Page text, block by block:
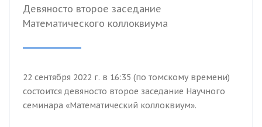
Девяносто второе заседание
Математического коллоквиума
22 сентября 2022 г. в 16:35 (по томскому времени)
состоится девяносто второе заседание Научного
семинара «Математический коллоквиум».